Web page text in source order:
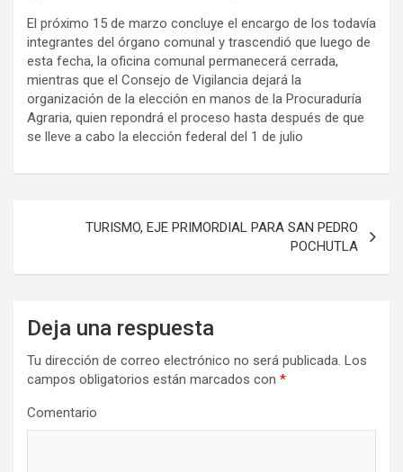
El próximo 15 de marzo concluye el encargo de los todavía
integrantes del órgano comunal y trascendió que luego de
esta fecha, la oficina comunal permanecerá cerrada,
mientras que el Consejo de Vigilancia dejará la
organización de la elección en manos de la Procuraduría
Agraria, quien repondrá el proceso hasta después de que
se lleve a cabo la elección federal del 1 de julio
entradas
TURISMO, EJE PRIMORDIAL PARA SAN PEDRO
POCHUTLA
Deja una respuesta
Tu dirección de correo electrónico no será publicada. Los
campos obligatorios están marcados con *
Comentario